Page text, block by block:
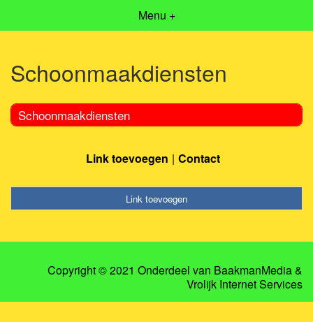
Menu +
Schoonmaakdiensten
Schoonmaakdiensten
Link toevoegen Contact
Link toevoegen
Copyright © 2021 Onderdeel van BaakmanMedia&
Vrolijk Internet Services